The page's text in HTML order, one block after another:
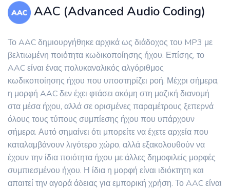
AAC (Advanced Audio Coding)
Το AAC δημιουργήθηκε αρχικά ως διάδοχος του MP3 με
βελτιωμένη ποιότητα κωδικοποίησης ήχου. Επίσης, το
AAC είναι ένας πολυκαναλικός αλγόριθμος
κωδικοποίησης ήχου που υποστηρίζει ροή. Μέχρι σήμερα,
η μορφή AAC δεν έχει φτάσει ακόμη στη μαζική διανομή
στα μέσα ήχου, αλλά σε ορισμένες παραμέτρους ξεπερνά
όλους τους τύπους συμπίεσης ήχου που υπάρχουν
σήμερα. Αυτό σημαίνει ότι μπορείτε να έχετε αρχεία που
καταλαμβάνουν λιγότερο χώρο, αλλά εξακολουθούν να
έχουν την ίδια ποιότητα ήχου με άλλες δημοφιλείς μορφές
συμπιεσμένου ήχου. Η ίδια η μορφή είναι ιδιόκτητη και
απαιτεί την αγορά άδειας για εμπορική χρήση. Το AAC είναι